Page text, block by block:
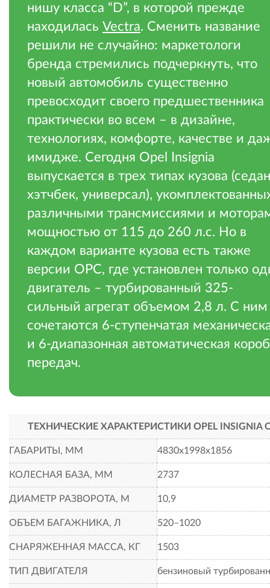
нишу класса “D”, в которой прежде
находилась Vectra. Сменить название
решили не случайно: маркетологи
бренда стремились подчеркнуть, что
новый автомобиль существенно
превосходит своего предшественника
практически во всем – в дизайне,
технологиях, комфорте, качестве и
имидже. Сегодня Opel Insignia
выпускается в трех типах кузова
хэтчбек, универсал),
различными трансмиссиями и
мощностью от 115 до 260 л.с. Но в
каждом варианте кузова есть также
версии OPC, где установлен только
двигатель – турбированный 325-
сильный агрегат объемом 2,8 л. С ним
сочетаются 6-ступенчатая
и 6-диапазонная автоматическая
передач.
ТЕХНИЧЕСКИЕ ХАРАКТЕРИСТИКИ OPEL INSIGNIA
ГАБАРИТЫ, ММ 4830х1998х1856
КОЛЕСНАЯ БАЗА, ММ 2737
ДИАМЕТР РАЗВОРОТА, М 10,9
ОБЪЕМ БАГАЖНИКА, Л 520–1020
СНАРЯЖЕННАЯ МАССА, КГ 1503
ТИП ДВИГАТЕЛЯ бензиновый